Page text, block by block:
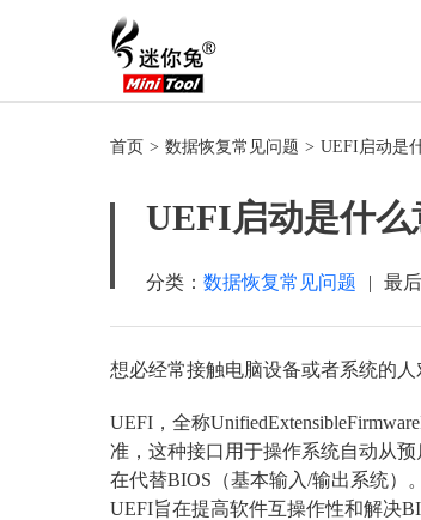
首页 > 数据恢复常见问题 > UEFI启动是
UEFI启动是什么
分类： 数据恢复常见问题 | 最
想必经常接触电脑设备或者系统的
UEFI，全称
准，这种接口用于操作系统自动从
在代替BIOS（基本输入/输出系统）
UEFI旨在提高软件互操作性和解决